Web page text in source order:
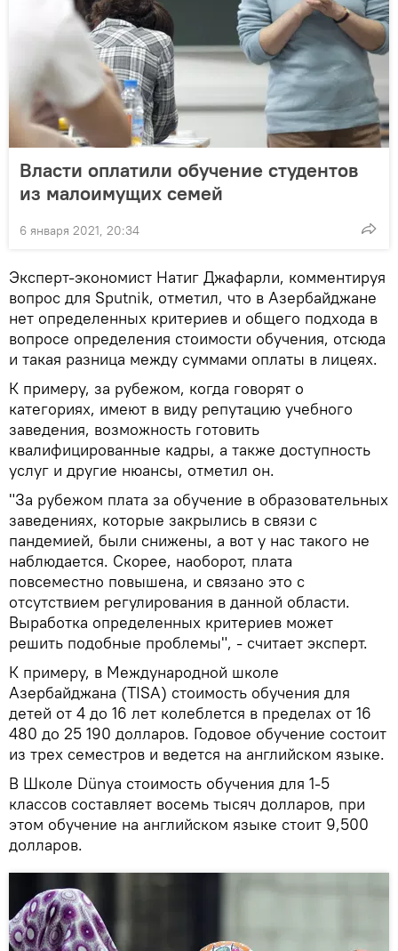
Власти оплатили обучение студентов
из малоимущих семей
6 января 2021, 20:34
Эксперт-экономист Натиг Джафарли, комментируя
вопрос для Sputnik, отметил, что в Азербайджане
нет определенных критериев и общего подхода в
вопросе определения стоимости обучения, отсюда
и такая разница между суммами оплаты в лицеях.
К примеру, за рубежом, когда говорят о
категориях, имеют в виду репутацию учебного
заведения, возможность готовить
квалифицированные кадры, а также доступность
услуг и другие нюансы, отметил он.
"За рубежом плата за обучение в образовательных
заведениях, которые закрылись в связи с
пандемией, были снижены, а вот у нас такого не
наблюдается. Скорее, наоборот, плата
повсеместно повышена, и связано это с
отсутствием регулирования в данной области.
Выработка определенных критериев может
решить подобные проблемы", - считает эксперт.
К примеру, в Международной школе
Азербайджана (TISA) стоимость обучения для
детей от 4 до 16 лет колеблется в пределах от 16
480 до 25 190 долларов. Годовое обучение состоит
из трех семестров и ведется на английском языке.
В Школе Dünya стоимость обучения для 1-5
классов составляет восемь тысяч долларов, при
этом обучение на английском языке стоит 9,500
долларов.